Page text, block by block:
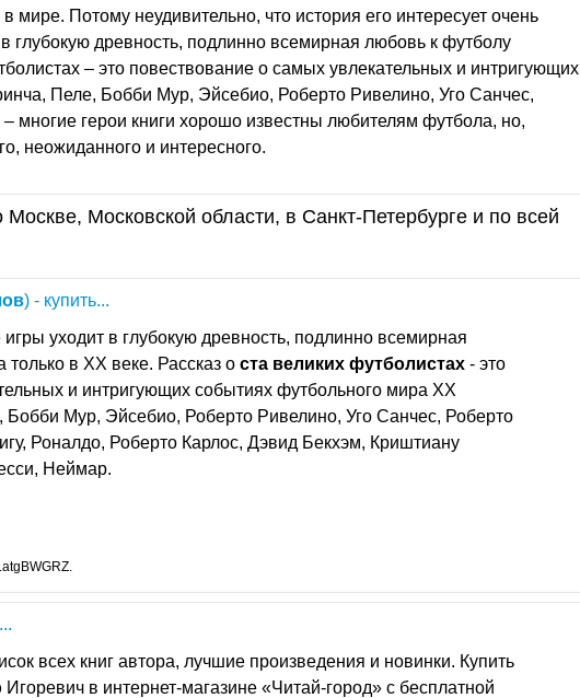
Потому неудивительно, что история его интересует очень
глубокую древность, подлинно всемирная любовь к футболу
– это повествование о самых увлекательных и интригующих
Пеле, Бобби Мур, Эйсебио, Роберто Ривелино, Уго Санчес,
герои книги хорошо известны любителям футбола, но,
неожиданного и интересного.
Московской области, в Санкт-Петербурге и по всей
) - купить...
уходит в глубокую древность, подлинно всемирная
в ХХ веке. Рассказ о ста великих футболистах - это
и интригующих событиях футбольного мира XX
Бобби Мур, Эйсебио, Роберто Ривелино, Уго Санчес, Роберто
Роналдо, Роберто Карлос, Дэвид Бекхэм, Криштиану
Неймар.
всех книг авторa, лучшие произведения и новинки. Купить
Игоревич в интернет-магазине «Читай-город» с бесплатной